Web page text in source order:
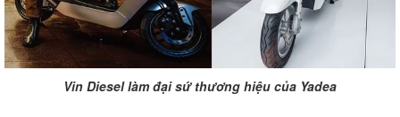
Vin Diesel làm đại sứ thương hiệu của Yadea